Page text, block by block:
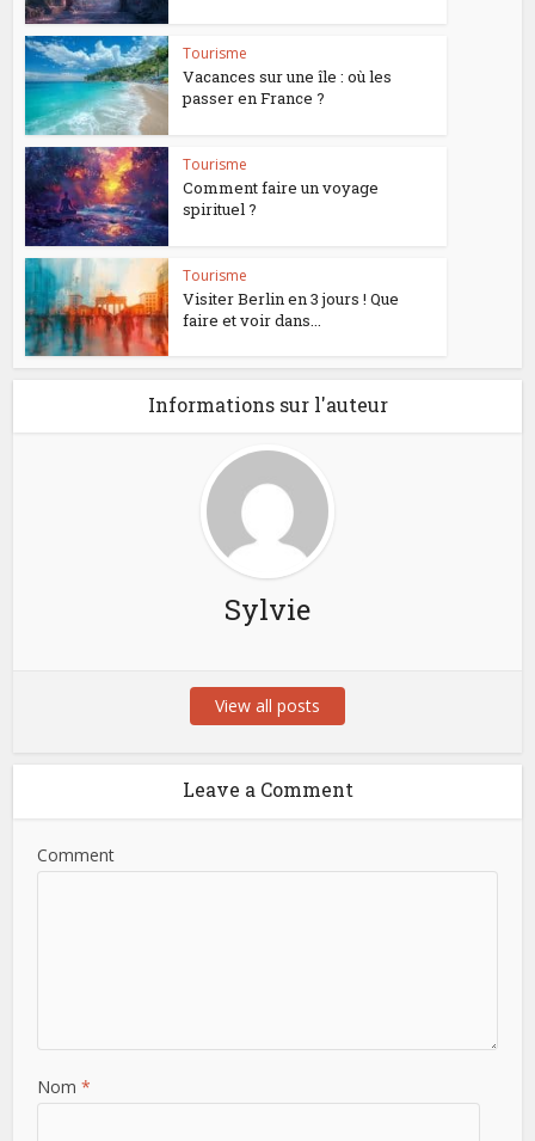
Tourisme
Vacances sur une île : où les
passer en France ?
Tourisme
Comment faire un voyage
spirituel ?
Tourisme
Visiter Berlin en 3 jours ! Que
faire et voir dans...
Informations sur l'auteur
Sylvie
View all posts
Leave a Comment
Comment
Nom*